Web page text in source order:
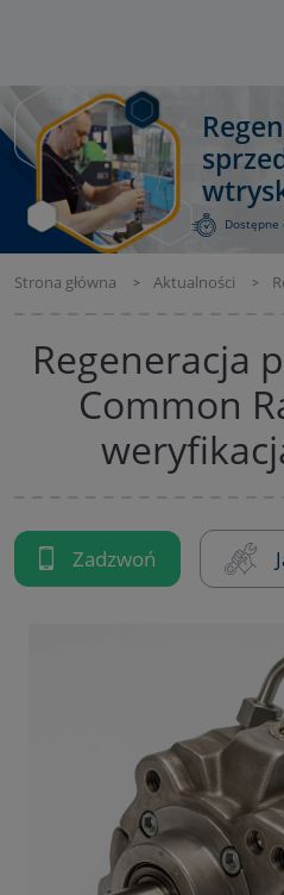
Dostępne
Strona główna Aktualności
Regeneracja
Common
Zadzwoń